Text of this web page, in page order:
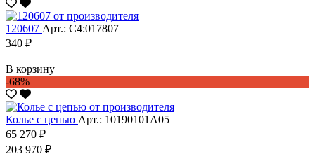
120607 Арт.: С4:017807
340 ₽
В корзину
-68%
Колье с цепью Арт.: 10190101А05
65 270 ₽
203 970 ₽